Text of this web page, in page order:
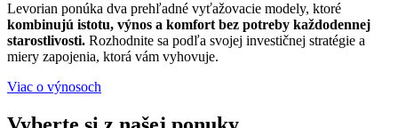
Levorian ponúka dva prehľadné vyťažovacie modely, ktoré
kombinujú istotu, výnos a komfort bez potreby každodennej
starostlivosti. Rozhodnite sa podľa svojej investičnej stratégie a
miery zapojenia, ktorá vám vyhovuje.
Viac o výnosoch